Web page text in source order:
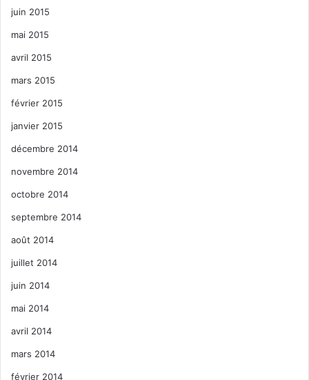
juin 2015
mai 2015
avril 2015
mars 2015
février 2015
janvier 2015
décembre 2014
novembre 2014
octobre 2014
septembre 2014
août 2014
juillet 2014
juin 2014
mai 2014
avril 2014
mars 2014
février 2014